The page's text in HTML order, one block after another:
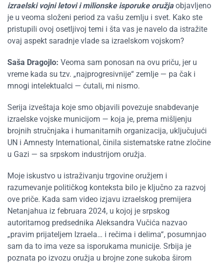
izraelski vojni letovi i milionske isporuke oružjaobjavljeno
je u veoma složeni period za vašu zemlju i svet. Kako ste
pristupili ovoj osetljivoj temi i šta vas je navelo da istražite
ovaj aspekt saradnje vlade sa izraelskom vojskom?
Saša Dragojlo: Veoma sam ponosan na ovu priču, jer u
vreme kada su tzv. „najprogresivnije“ zemlje — pa čak i
mnogi intelektualci — ćutali, mi nismo.
Serija izveštaja koje smo objavili povezuje snabdevanje
izraelske vojske municijom — koja je, prema mišljenju
brojnih stručnjaka i humanitarnih organizacija, uključujući
UN i Amnesty International, činila sistematske ratne zločine
u Gazi — sa srpskom industrijom oružja.
Moje iskustvo u istraživanju trgovine oružjem i
razumevanje političkog konteksta bilo je ključno za razvoj
ove priče. Kada sam video izjavu izraelskog premijera
Netanjahua iz februara 2024, u kojoj je srpskog
autoritarnog predsednika Aleksandra Vučića nazvao
„pravim prijateljem Izraela… i rečima i delima“, posumnjao
sam da to ima veze sa isporukama municije. Srbija je
poznata po izvozu oružja u brojne zone sukoba širom